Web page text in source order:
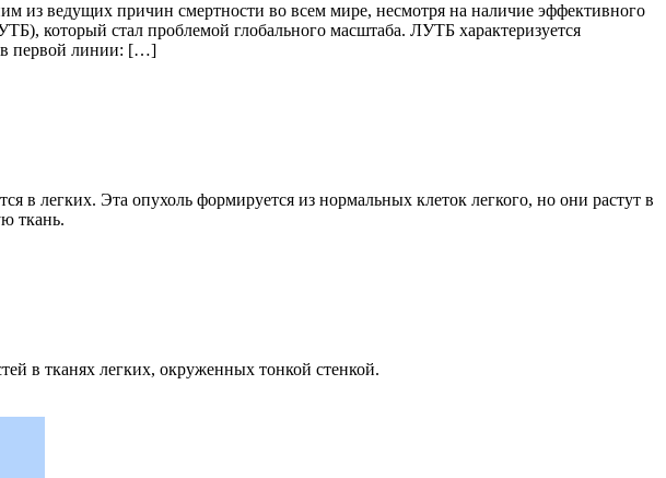
из ведущих причин смертности во всем мире, несмотря на наличие эффективного
который стал проблемой глобального масштаба. ЛУТБ характеризуется
первой линии: […]
в легких. Эта опухоль формируется из нормальных клеток легкого, но они растут в
ткань.
в тканях легких, окруженных тонкой стенкой.